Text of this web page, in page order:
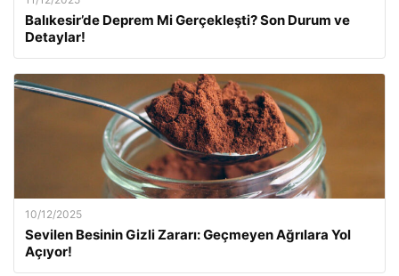
Balıkesir’de Deprem Mi Gerçekleşti? Son Durum ve
Detaylar!
10/12/2025
Sevilen Besinin Gizli Zararı: Geçmeyen Ağrılara Yol
Açıyor!